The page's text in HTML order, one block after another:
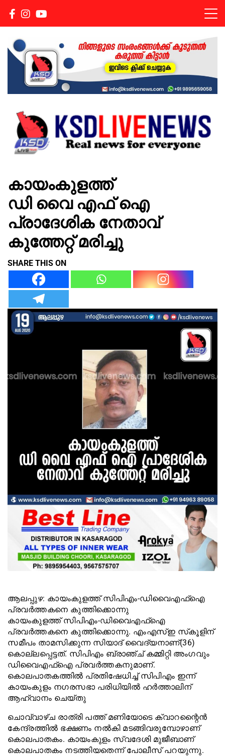
KSDLIVENEWS
കായംകുളത്ത്
ഡി വൈ എഫ്‌ ഐ
പ്രാദേശിക നേതാവ്
കുത്തേറ്റ് മരിച്ചു
SHARE THIS ON
ആലപ്പുഴ: കായംകുളത്ത് സിപിഎം-ഡിവൈഎഫ്‌ഐ
പ്രവർത്തകനെ കുത്തിക്കൊന്നു
കായംകുളത്ത് സിപിഎം-ഡിവൈഎഫ്‌ഐ
പ്രവർത്തകനെ കുത്തിക്കൊന്നു. എംഎസ്ഇ സ്‌കൂളിന്
സമീപം താമസിക്കുന്ന സിയാദ് വൈദ്യനാണ്(36)
കൊല്ലപ്പെട്ടത്. സിപിഎം ബ്രാഞ്ച് കമ്മിറ്റി അംഗവും
ഡിവൈഎഫ്‌ഐ പ്രവർത്തകനുമാണ്.
കൊലപാതകത്തിൽ പ്രതിഷേധിച്ച് സിപിഎം ഇന്ന്
കായംകുളം നഗരസഭാ പരിധിയിൽ ഹർത്താലിന്
ആഹ്വാനം ചെയ്തു
ചൊവ്വാഴ്ച രാത്രി പത്ത് മണിയോടെ ക്വാറന്റൈൻ
കേന്ദ്രത്തിൽ ഭക്ഷണം നൽകി മടങ്ങിവരുമ്പോഴാണ്
കൊലപാതകം. കായംകുളം സ്വദേശി മുജീബാണ്
കൊലപാതകം നടത്തിയതെന്ന് പോലീസ് പറയുന്നു.